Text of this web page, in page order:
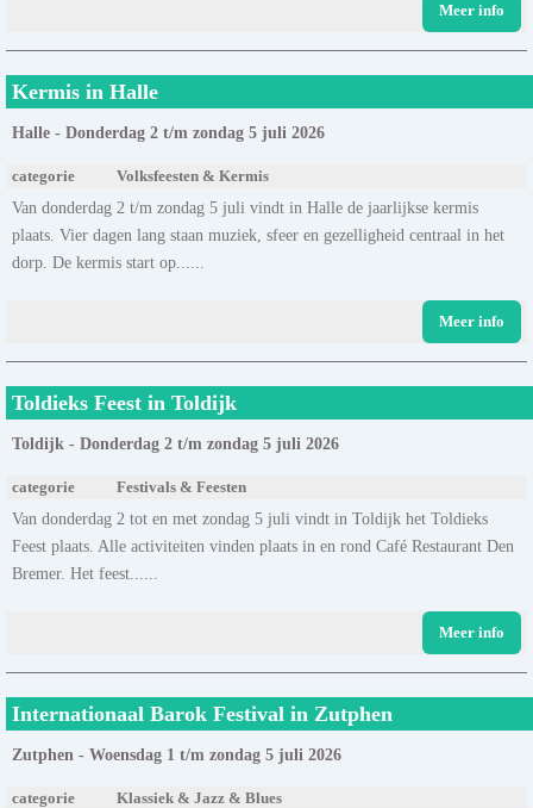
Meer info
Kermis in Halle
Halle - Donderdag 2 t/m zondag 5 juli 2026
categorie Volksfeesten & Kermis
Van donderdag 2 t/m zondag 5 juli vindt in Halle de jaarlijkse kermis
plaats. Vier dagen lang staan muziek, sfeer en gezelligheid centraal in het
dorp. De kermis start op......
Meer info
Toldieks Feest in Toldijk
Toldijk - Donderdag 2 t/m zondag 5 juli 2026
categorie Festivals & Feesten
Van donderdag 2 tot en met zondag 5 juli vindt in Toldijk het Toldieks
Feest plaats. Alle activiteiten vinden plaats in en rond Café Restaurant Den
Bremer. Het feest......
Meer info
Internationaal Barok Festival in Zutphen
Zutphen - Woensdag 1 t/m zondag 5 juli 2026
categorie Klassiek & Jazz & Blues